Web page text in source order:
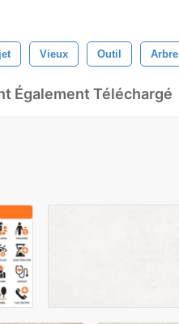
Vieux Outil Arbre
Également Téléchargé